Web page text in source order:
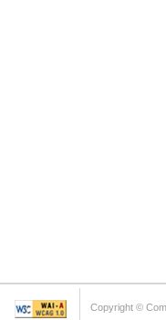
Copyright ©